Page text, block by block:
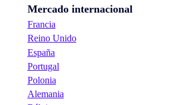
Mercado internacional
Francia
Reino Unido
España
Portugal
Polonia
Alemania